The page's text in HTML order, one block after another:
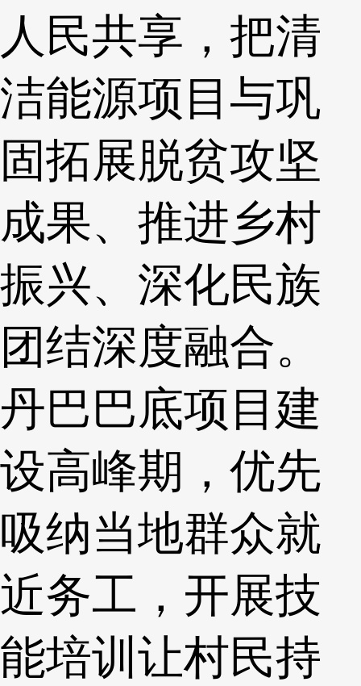
人民共享，把清
洁能源项目与巩
固拓展脱贫攻坚
成果、推进乡村
振兴、深化民族
团结深度融合。
丹巴巴底项目建
设高峰期，优先
吸纳当地群众就
近务工，开展技
能培训让村民持